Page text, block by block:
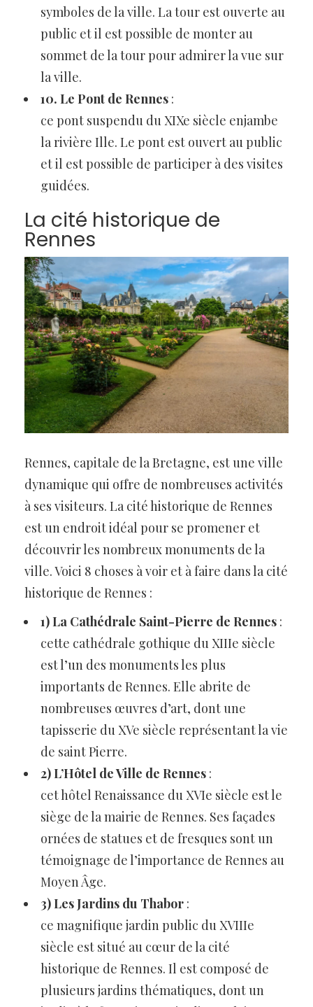
symboles de la ville. La tour est ouverte au
public et il est possible de monter au
sommet de la tour pour admirer la vue sur
la ville.
10. Le Pont de Rennes :
ce pont suspendu du XIXe siècle enjambe
la rivière Ille. Le pont est ouvert au public
et il est possible de participer à des visites
guidées.
La cité historique de
Rennes
Rennes, capitale de la Bretagne, est une ville
dynamique qui offre de nombreuses activités
à ses visiteurs. La cité historique de Rennes
est un endroit idéal pour se promener et
découvrir les nombreux monuments de la
ville. Voici 8 choses à voir et à faire dans la cité
historique de Rennes :
1) La Cathédrale Saint-Pierre de Rennes :
cette cathédrale gothique du XIIIe siècle
est l’un des monuments les plus
importants de Rennes. Elle abrite de
nombreuses œuvres d’art, dont une
tapisserie du XVe siècle représentant la vie
de saint Pierre.
2) L’Hôtel de Ville de Rennes :
cet hôtel Renaissance du XVIe siècle est le
siège de la mairie de Rennes. Ses façades
ornées de statues et de fresques sont un
témoignage de l’importance de Rennes au
Moyen Âge.
3) Les Jardins du Thabor :
ce magnifique jardin public du XVIIIe
siècle est situé au cœur de la cité
historique de Rennes. Il est composé de
plusieurs jardins thématiques, dont un